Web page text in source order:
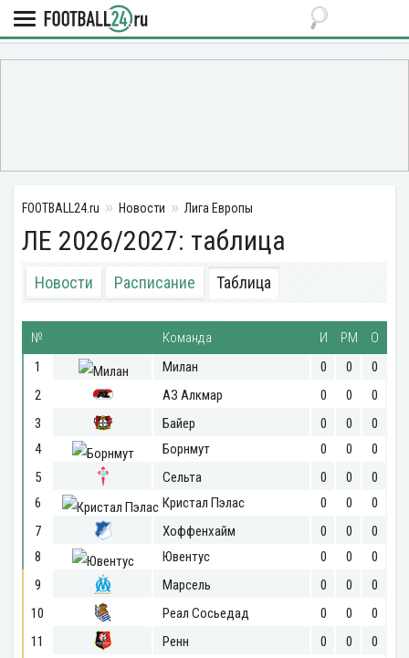
FOOTBALL24.ru Новости Лига Европы
ЛЕ 2026/2027: таблица
Новости Расписание Таблица
№ Команда И РМ
О
1
Милан 0 0
0
2
АЗ Алкмар 0 0
0
3
Байер 0 0
0
4
Борнмут 0 0
0
5
Сельта 0 0
0
6
Кристал Пэлас 0 0
0
7
Хоффенхайм 0 0
0
8
Ювентус 0 0
0
9
Марсель 0 0
0
10
Реал Сосьедад 0 0
0
11
Ренн 0 0
0